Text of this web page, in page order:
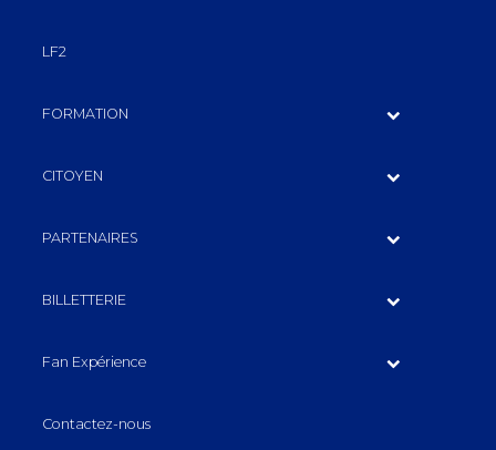
LF2
FORMATION
CITOYEN
PARTENAIRES
BILLETTERIE
Fan Expérience
Contactez-nous